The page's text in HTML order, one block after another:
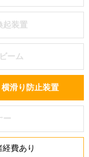
起装置
ーム
横滑り防止装置
ー
経費あり